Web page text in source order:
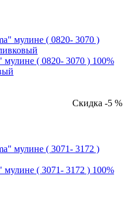
( 0820- 3070 ) 100%
Скидка -5 %
( 3071- 3172 ) 100%